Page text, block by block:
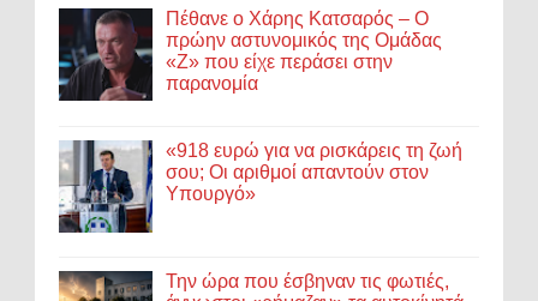
Πέθανε ο Χάρης Κατσαρός – Ο
πρώην αστυνομικός της Ομάδας
«Ζ» που είχε περάσει στην
παρανομία
«918 ευρώ για να ρισκάρεις τη ζωή
σου; Οι αριθμοί απαντούν στον
Υπουργό»
Την ώρα που έσβηναν τις φωτιές,